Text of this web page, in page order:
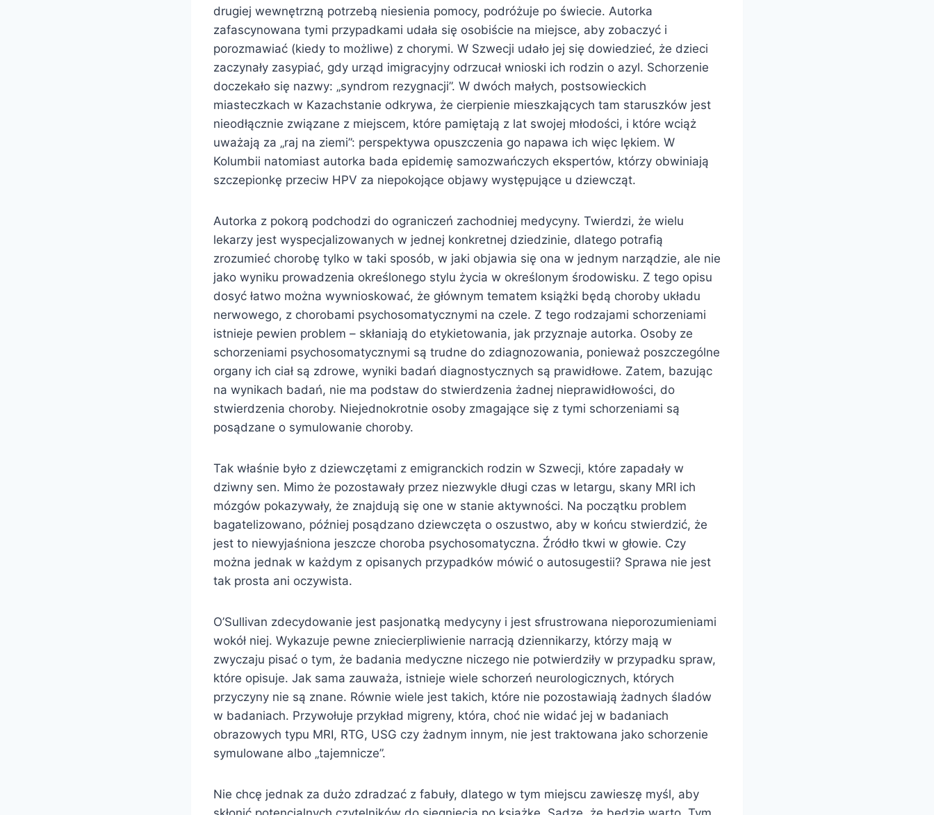
drugiej wewnętrzną potrzebą niesienia pomocy, podróżuje po świecie. Autorka
zafascynowana tymi przypadkami udała się osobiście na miejsce, aby zobaczyć i
porozmawiać (kiedy to możliwe) z chorymi. W Szwecji udało jej się dowiedzieć, że dzieci
zaczynały zasypiać, gdy urząd imigracyjny odrzucał wnioski ich rodzin o azyl. Schorzenie
doczekało się nazwy: „syndrom rezygnacji”. W dwóch małych, postsowieckich
miasteczkach w Kazachstanie odkrywa, że cierpienie mieszkających tam staruszków jest
nieodłącznie związane z miejscem, które pamiętają z lat swojej młodości, i które wciąż
uważają za „raj na ziemi”: perspektywa opuszczenia go napawa ich więc lękiem. W
Kolumbii natomiast autorka bada epidemię samozwańczych ekspertów, którzy obwiniają
szczepionkę przeciw HPV za niepokojące objawy występujące u dziewcząt.
Autorka z pokorą podchodzi do ograniczeń zachodniej medycyny. Twierdzi, że wielu
lekarzy jest wyspecjalizowanych w jednej konkretnej dziedzinie, dlatego potrafią
zrozumieć chorobę tylko w taki sposób, w jaki objawia się ona w jednym narządzie, ale nie
jako wyniku prowadzenia określonego stylu życia w określonym środowisku. Z tego opisu
dosyć łatwo można wywnioskować, że głównym tematem książki będą choroby układu
nerwowego, z chorobami psychosomatycznymi na czele. Z tego rodzajami schorzeniami
istnieje pewien problem – skłaniają do etykietowania, jak przyznaje autorka. Osoby ze
schorzeniami psychosomatycznymi są trudne do zdiagnozowania, ponieważ poszczególne
organy ich ciał są zdrowe, wyniki badań diagnostycznych są prawidłowe. Zatem, bazując
na wynikach badań, nie ma podstaw do stwierdzenia żadnej nieprawidłowości, do
stwierdzenia choroby. Niejednokrotnie osoby zmagające się z tymi schorzeniami są
posądzane o symulowanie choroby.
Tak właśnie było z dziewczętami z emigranckich rodzin w Szwecji, które zapadały w
dziwny sen. Mimo że pozostawały przez niezwykle długi czas w letargu, skany MRI ich
mózgów pokazywały, że znajdują się one w stanie aktywności. Na początku problem
bagatelizowano, później posądzano dziewczęta o oszustwo, aby w końcu stwierdzić, że
jest to niewyjaśniona jeszcze choroba psychosomatyczna. Źródło tkwi w głowie. Czy
można jednak w każdym z opisanych przypadków mówić o autosugestii? Sprawa nie jest
tak prosta ani oczywista.
O’Sullivan zdecydowanie jest pasjonatką medycyny i jest sfrustrowana nieporozumieniami
wokół niej. Wykazuje pewne zniecierpliwienie narracją dziennikarzy, którzy mają w
zwyczaju pisać o tym, że badania medyczne niczego nie potwierdziły w przypadku spraw,
które opisuje. Jak sama zauważa, istnieje wiele schorzeń neurologicznych, których
przyczyny nie są znane. Równie wiele jest takich, które nie pozostawiają żadnych śladów
w badaniach. Przywołuje przykład migreny, która, choć nie widać jej w badaniach
obrazowych typu MRI, RTG, USG czy żadnym innym, nie jest traktowana jako schorzenie
symulowane albo „tajemnicze”.
Nie chcę jednak za dużo zdradzać z fabuły, dlatego w tym miejscu zawieszę myśl, aby